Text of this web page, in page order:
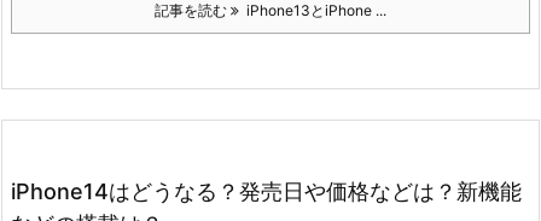
記事を読む iPhone13とiPhone ...
iPhone14はどうなる？発売日や価格などは？新機能